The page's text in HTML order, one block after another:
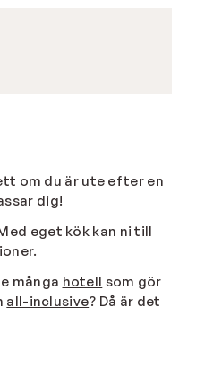
om du är ute efter en
dig!
eget kök kan ni till
många hotell som gör
all-inclusive? Då är det